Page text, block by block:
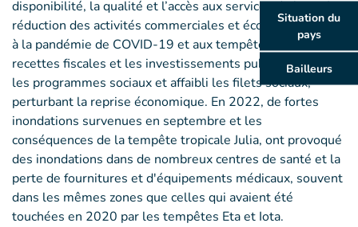
Situation du
pays
Bailleurs
disponibilité, la qualité et l’accès aux services de base. La
réduction des activités commerciales et économiques due
à la pandémie de COVID-19 et aux tempêtes a réduit les
recettes fiscales et les investissements publics, fragilisé
les programmes sociaux et affaibli les filets sociaux,
perturbant la reprise économique. En 2022, de fortes
inondations survenues en septembre et les
conséquences de la tempête tropicale Julia, ont provoqué
des inondations dans de nombreux centres de santé et la
perte de fournitures et d'équipements médicaux, souvent
dans les mêmes zones que celles qui avaient été
touchées en 2020 par les tempêtes Eta et Iota.